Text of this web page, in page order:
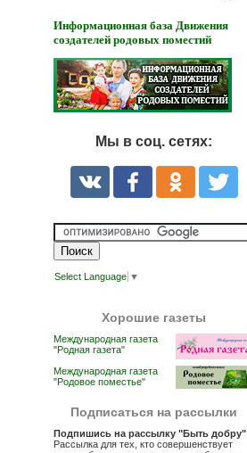
Информационная база Движения
создателей родовых поместий
Мы в соц. сетях:
Select Language ▼
Хорошие газеты
Международная газета
"Родная газета"
Международная газета
"Родовое поместье"
Подписаться на рассылки
Подпишись на рассылку "Быть добру"
Рассылка для тех, кто совершенствует